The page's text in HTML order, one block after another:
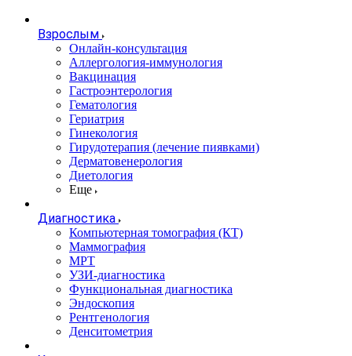
Взрослым
Онлайн-консультация
Аллергология-иммунология
Вакцинация
Гастроэнтерология
Гематология
Гериатрия
Гинекология
Гирудотерапия (лечение пиявками)
Дерматовенерология
Диетология
Еще
Диагностика
Компьютерная томография (КТ)
Маммография
МРТ
УЗИ-диагностика
Функциональная диагностика
Эндоскопия
Рентгенология
Денситометрия